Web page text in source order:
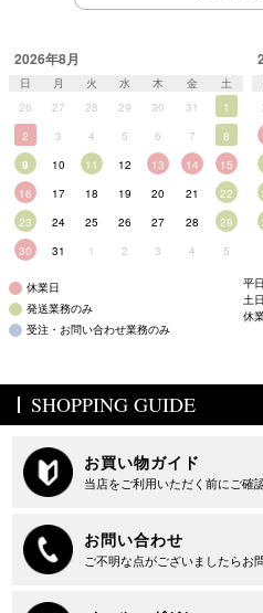
2026年8月
日 月 火 水 木 金
土
26
27 28 29 30 31
1
2
3 4 5 6 7
8
9
10 11 12 13 14
15
16
17 18 19 20 21
22
23
24 25 26 27 28
29
30
31 1 2 3 4 5
休業日
発送業務のみ
受注・お問い合わせ業務のみ
平
土
休
SHOPPING GUIDE